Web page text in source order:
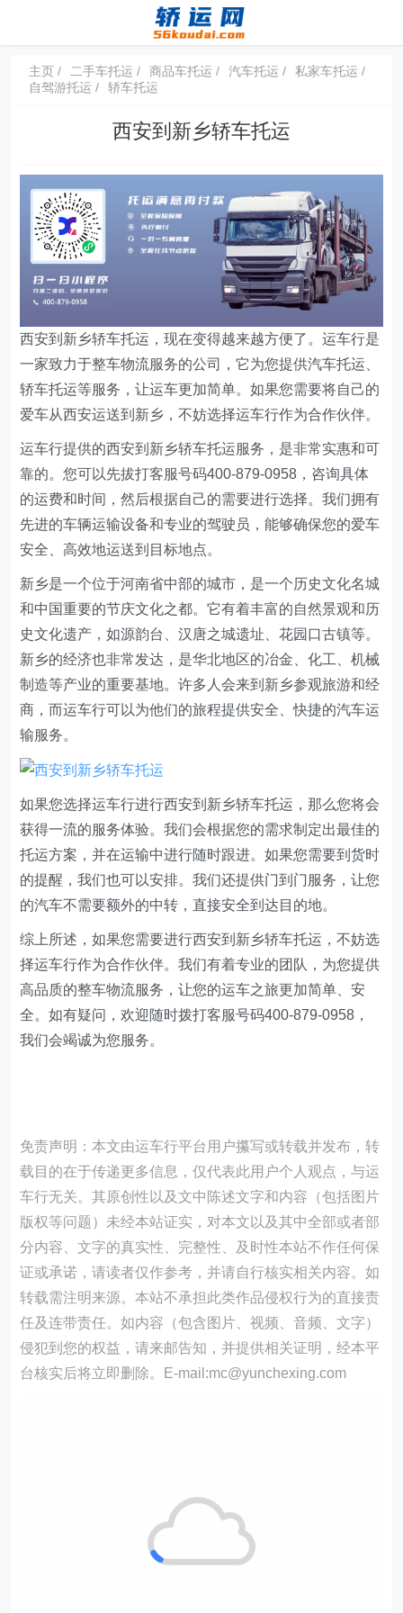
主页 二手车托运 商品车托运 汽车托运
私家车托运
自驾游托运
轿车托运
西安到新乡轿车托运
西安到新乡轿车托运，现在变得越来越方便了。运车行是
一家致力于整车物流服务的公司，它为您提供汽车托运、
轿车托运等服务，让运车更加简单。如果您需要将自己的
爱车从西安运送到新乡，不妨选择运车行作为合作伙伴。
运车行提供的西安到新乡轿车托运服务，是非常实惠和可
靠的。您可以先拔打客服号码400-879-0958，咨询具体
的运费和时间，然后根据自己的需要进行选择。我们拥有
先进的车辆运输设备和专业的驾驶员，能够确保您的爱车
安全、高效地运送到目标地点。
新乡是一个位于河南省中部的城市，是一个历史文化名城
和中国重要的节庆文化之都。它有着丰富的自然景观和历
史文化遗产，如源韵台、汉唐之城遗址、花园口古镇等。
新乡的经济也非常发达，是华北地区的冶金、化工、机械
制造等产业的重要基地。许多人会来到新乡参观旅游和经
商，而运车行可以为他们的旅程提供安全、快捷的汽车运
输服务。
如果您选择运车行进行西安到新乡轿车托运，那么您将会
获得一流的服务体验。我们会根据您的需求制定出最佳的
托运方案，并在运输中进行随时跟进。如果您需要到货时
的提醒，我们也可以安排。我们还提供门到门服务，让您
的汽车不需要额外的中转，直接安全到达目的地。
综上所述，如果您需要进行西安到新乡轿车托运，不妨选
择运车行作为合作伙伴。我们有着专业的团队，为您提供
高品质的整车物流服务，让您的运车之旅更加简单、安
全。如有疑问，欢迎随时拨打客服号码400-879-0958，
我们会竭诚为您服务。
免责声明：本文由运车行平台用户攥写或转载并发布，转
载目的在于传递更多信息，仅代表此用户个人观点，与运
车行无关。其原创性以及文中陈述文字和内容（包括图片
版权等问题）未经本站证实，对本文以及其中全部或者部
分内容、文字的真实性、完整性、及时性本站不作任何保
证或承诺，请读者仅作参考，并请自行核实相关内容。如
转载需注明来源。本站不承担此类作品侵权行为的直接责
任及连带责任。如内容（包含图片、视频、音频、文字）
侵犯到您的权益，请来邮告知，并提供相关证明，经本平
台核实后将立即删除。E-mail:mc@yunchexing.com